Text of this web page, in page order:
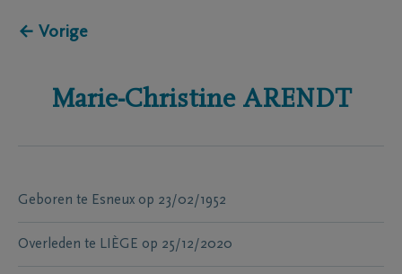
← Vorige
Marie-Christine ARENDT
Geboren te Esneux op 23/02/1952
Overleden te LIÈGE op 25/12/2020